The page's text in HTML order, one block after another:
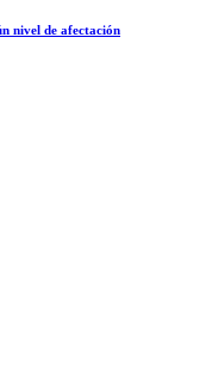
nivel de afectación